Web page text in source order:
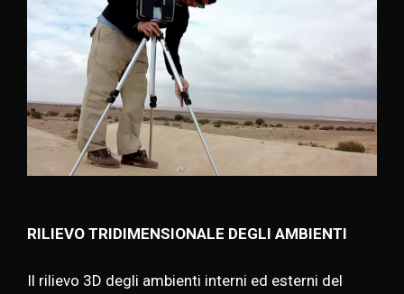
RILIEVO TRIDIMENSIONALE DEGLI AMBIENTI
Il rilievo 3D degli ambienti interni ed esterni del